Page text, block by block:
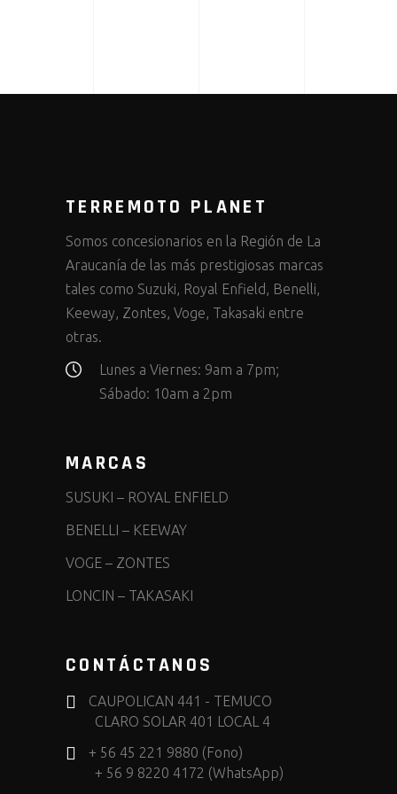
TERREMOTO PLANET
Somos concesionarios en la Región de La
Araucanía de las más prestigiosas marcas
tales como Suzuki, Royal Enfield, Benelli,
Keeway, Zontes, Voge, Takasaki entre
otras.
Lunes a Viernes: 9am a 7pm;
Sábado: 10am a 2pm
MARCAS
SUSUKI – ROYAL ENFIELD
BENELLI – KEEWAY
VOGE – ZONTES
LONCIN – TAKASAKI
CONTÁCTANOS
CAUPOLICAN 441 - TEMUCO
CLARO SOLAR 401 LOCAL 4
+ 56 45 221 9880 (Fono)
+ 56 9 8220 4172 (WhatsApp)